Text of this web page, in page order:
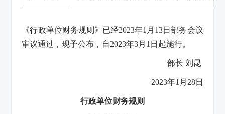
《行政单位财务规则》已经2023年1月13日部务会议
审议通过，现予公布，自2023年3月1日起施行。
部长 刘昆
2023年1月28日
行政单位财务规则